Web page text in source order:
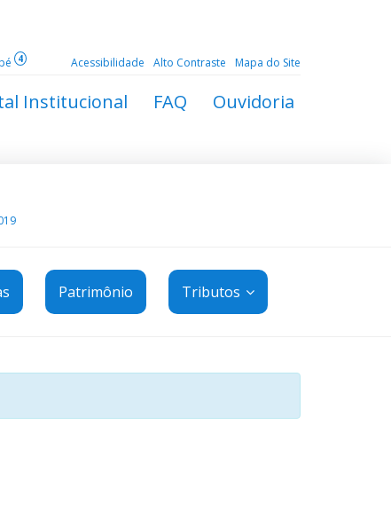
4 Acessibilidade Alto Contraste Mapa do Site
Institucional FAQ Ouvidoria
Patrimônio Tributos